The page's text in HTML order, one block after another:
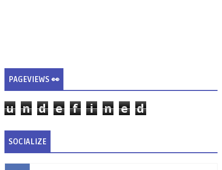
PAGEVIEWS 👀
u n d e f i n e d
SOCIALIZE